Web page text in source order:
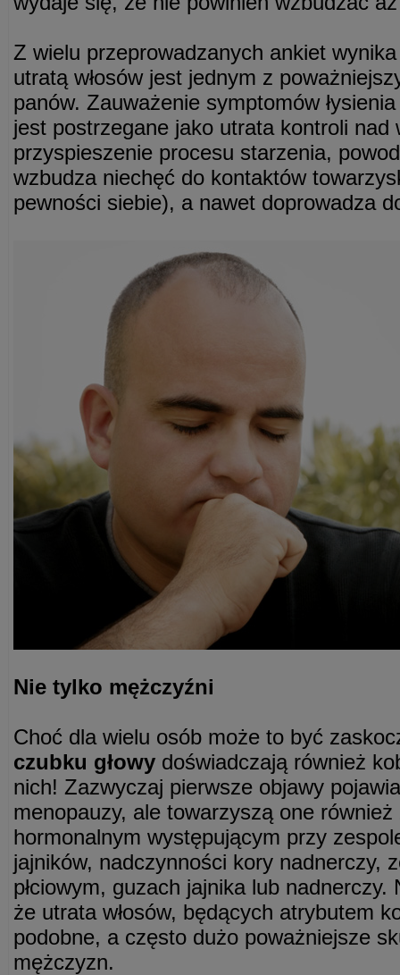
Z wielu przeprowadzanych ankiet
utratą włosów jest jednym z
panów. Zauważenie symptomów
jest postrzegane jako utrata kontroli nad
przyspieszenie procesu starzenia,
wzbudza niechęć do kontaktów
pewności siebie), a nawet doprowadza
Nie tylko mężczyźni
Choć dla wielu osób może to być
czubku głowy doświadczają również
nich! Zazwyczaj pierwsze objawy
menopauzy, ale towarzyszą one
hormonalnym występującym przy
jajników, nadczynności kory nadnerczy,
płciowym, guzach jajnika lub
że utrata włosów, będących atrybutem
podobne, a często dużo poważniejsze
mężczyzn.